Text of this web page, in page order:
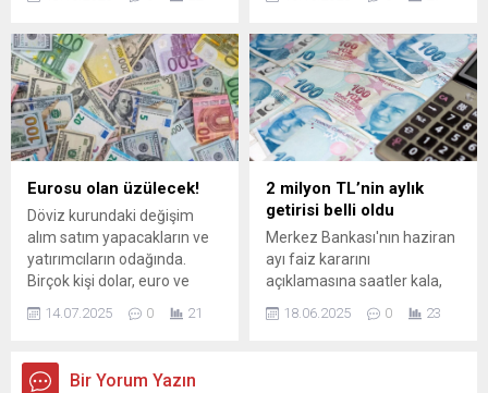
gelirleri yüzde 77 artış
açıklamada, bu üç ürün
vatandaş şikayetleri
aldıklarını ve denetimlerin
başladığını duyurdu. -
Açıklamada şu ...
Eurosu olan üzülecek!
Döviz kurundaki değişim
alım satım yapacakların ve
yatırımcıların odağında.
Birçok kişi dolar, euro ve
sterlindeki son durumu
merak ediyor. Arama
kadar oldu?", "Euro ne kadar
14.07.2025 0 21
2 milyon TL’nin aylık
getirisi belli oldu
Merkez Bankası'nın haziran
ayı faiz kararını
açıklamasına saatler kala,
bankaların sunduğu
mevduat faiz oranları
18.06.2025 0 23
Bir Yorum Yazın